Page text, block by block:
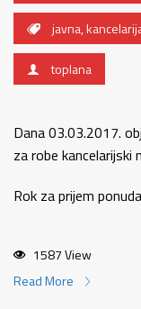
javna,
toplana
Dana 03.03.2017.
za robe
Rok za prijem
1587 View
Read More